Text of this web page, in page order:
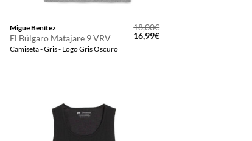
precio
actual
Migue Benítez
El Búlgaro Matajare 9 VRV
Camiseta - Gris - Logo Gris Oscuro
18,00€
El
precio
16,99€El